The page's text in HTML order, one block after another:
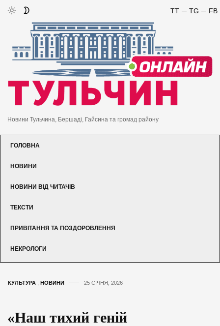
FB
TG
TT
Новини Тульчина, Бершаді, Гайсина та громад району
ГОЛОВНА
НОВИНИ
НОВИНИ ВІД ЧИТАЧІВ
ТЕКСТИ
ПРИВІТАННЯ ТА ПОЗДОРОВЛЕННЯ
НЕКРОЛОГИ
КУЛЬТУРА НОВИНИ 25 СІЧНЯ, 2026
«Наш тихий геній